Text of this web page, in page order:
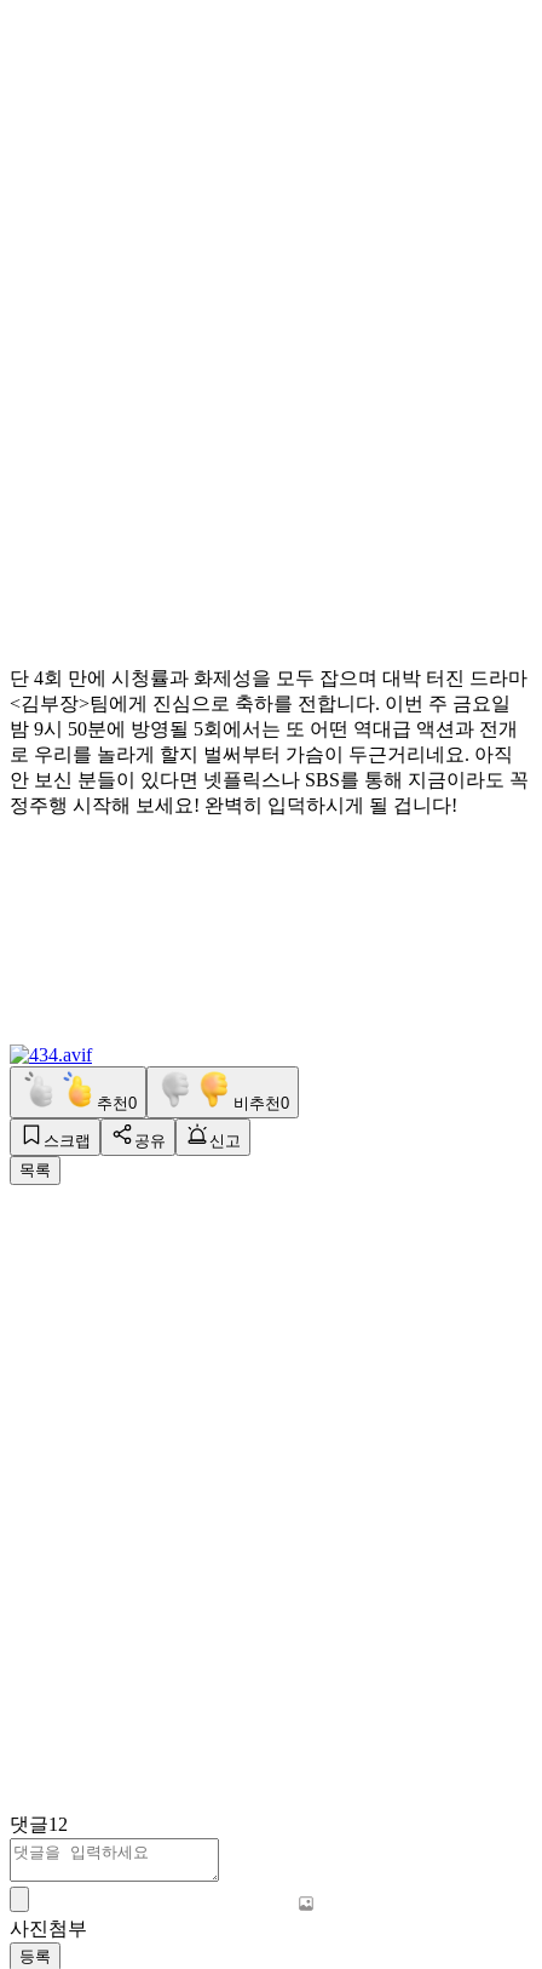
단 4회 만에 시청률과 화제성을 모두 잡으며 대박 터진 드라마
<김부장>팀에게 진심으로 축하를 전합니다. 이번 주 금요일
밤 9시 50분에 방영될 5회에서는 또 어떤 역대급 액션과 전개
로 우리를 놀라게 할지 벌써부터 가슴이 두근거리네요. 아직
안 보신 분들이 있다면 넷플릭스나 SBS를 통해 지금이라도 꼭
정주행 시작해 보세요! 완벽히 입덕하시게 될 겁니다!
추천0 비추천0
스크랩 공유
신고
목록
댓글12
사진첨부
등록